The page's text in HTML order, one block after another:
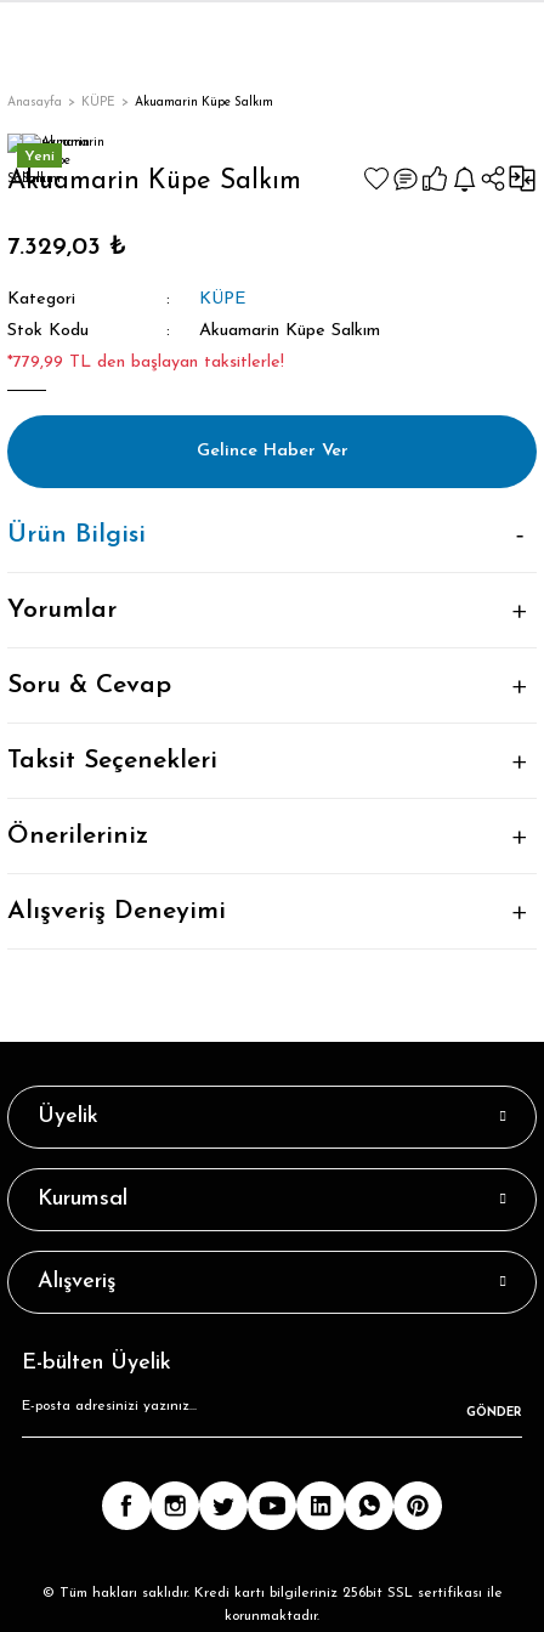
Anasayfa KÜPE Akuamarin Küpe Salkım
Yeni
Akuamarin Küpe Salkım
7.329,03 ₺
Kategori
KÜPE
Stok Kodu
Akuamarin Küpe Salkım
*779,99 TL den başlayan taksitlerle!
Gelince Haber Ver
Ürün Bilgisi
Yorumlar
Soru & Cevap
Taksit Seçenekleri
Önerileriniz
Alışveriş Deneyimi
Üyelik
Kurumsal
Alışveriş
E-bülten Üyelik
GÖNDER
© Tüm hakları saklıdır. Kredi kartı bilgileriniz 256bit SSL sertifikası ile
korunmaktadır.